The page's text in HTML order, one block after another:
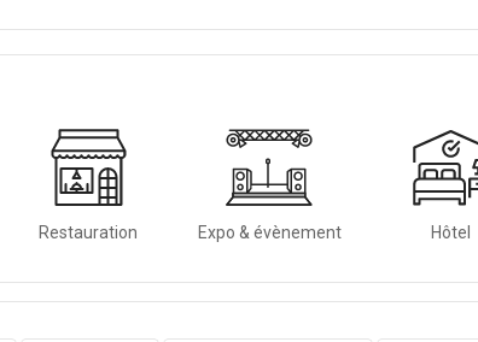
Restauration Expo & évènement Hôtel